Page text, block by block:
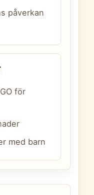
påverkan
för
med barn